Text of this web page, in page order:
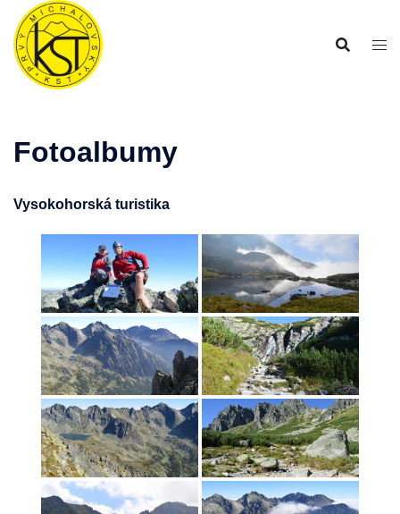
Preskočiť
obsah
Fotoalbumy
Vysokohorská turistika